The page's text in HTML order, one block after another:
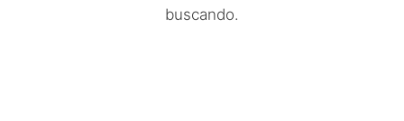
buscando.